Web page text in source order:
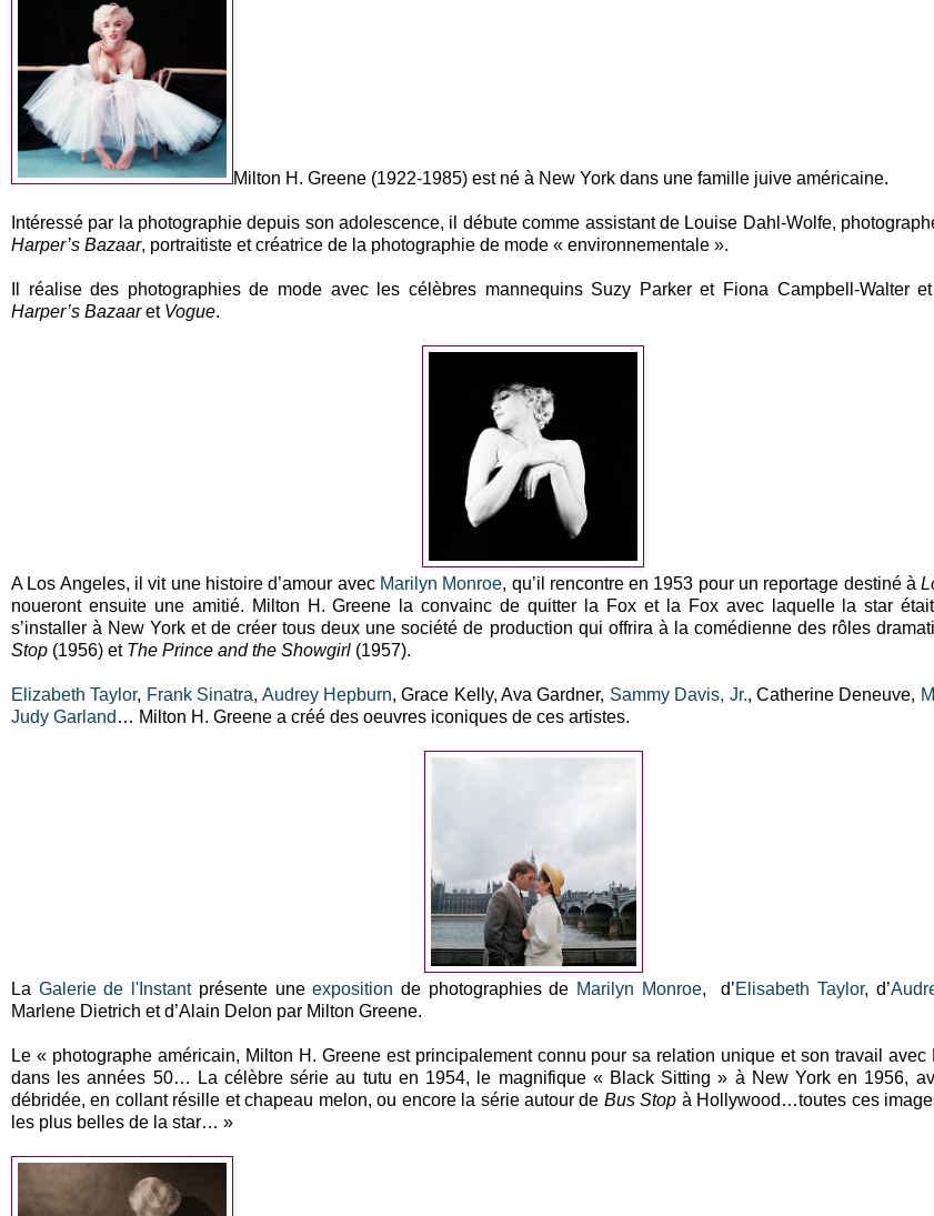
Milton H. Greene (1922-1985) est né à New York dans une famille juive américaine.
Intéressé par la photographie depuis son adolescence, il débute comme assistant de Louise Dahl-Wolfe,
Harper’s Bazaar, portraitiste et créatrice de la photographie de mode « environnementale ».
Il réalise des photographies de mode avec les célèbres mannequins Suzy Parker et Fiona Campbell-Walter
Harper’s Bazaaret Vogue.
A Los Angeles, il vit une histoire d’amour avec Marilyn Monroe, qu’il rencontre en 1953 pour un reportage destiné à
noueront ensuite une amitié. Milton H. Greene la convainc de quitter la Fox et la Fox avec laquelle la star
s’installer à New York et de créer tous deux une société de production qui offrira à la comédienne des rôles
Stop (1956) et The Prince and the Showgirl (1957).
Elizabeth Taylor, Frank Sinatra, Audrey Hepburn, Grace Kelly, Ava Gardner, Sammy Davis, Jr., Catherine Deneuve,
Judy Garland … Milton H. Greene a créé des oeuvres iconiques de ces artistes.
La Galerie de l'Instantprésente uneexposition de photographies de Marilyn Monroe, d’Elisabeth Taylor, d’
Marlene Dietrich et d’Alain Delon par Milton Greene.
Le « photographe américain, Milton H. Greene est principalement connu pour sa relation unique et son travail avec
dans les années 50… La célèbre série au tutu en 1954, le magnifique « Black Sitting » à New York en 1956,
débridée, en collant résille et chapeau melon, ou encore la série autour de Bus Stop à Hollywood…toutes ces
les plus belles de la star… »